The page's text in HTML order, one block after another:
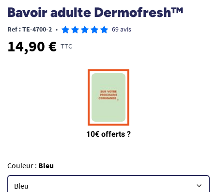
Bavoir adulte Dermofresh™
Ref : TE-4700-2 • 69 avis
14,90 € TTC
Couleur : Bleu